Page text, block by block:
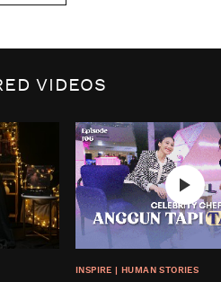
Tersembunyi dari Insecurity
CXO MEDIA
|HOME
Like: Camping Ground
CXO MEDIA
GENERAL KNOWLEDGE
VIDEOS
INSPIRE HUMAN STORIES